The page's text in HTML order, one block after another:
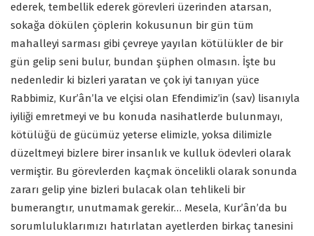
ederek, tembellik ederek görevleri üzerinden atarsan,
sokağa dökülen çöplerin kokusunun bir gün tüm
mahalleyi sarması gibi çevreye yayılan kötülükler de bir
gün gelip seni bulur, bundan şüphen olmasın. İşte bu
nedenledir ki bizleri yaratan ve çok iyi tanıyan yüce
Rabbimiz, Kur’ân’la ve elçisi olan Efendimiz’in (sav) lisanıyla
iyiliği emretmeyi ve bu konuda nasihatlerde bulunmayı,
kötülüğü de gücümüz yeterse elimizle, yoksa dilimizle
düzeltmeyi bizlere birer insanlık ve kulluk ödevleri olarak
vermiştir. Bu görevlerden kaçmak öncelikli olarak sonunda
zararı gelip yine bizleri bulacak olan tehlikeli bir
bumerangtır, unutmamak gerekir… Mesela, Kur’ân’da bu
sorumluluklarımızı hatırlatan ayetlerden birkaç tanesini